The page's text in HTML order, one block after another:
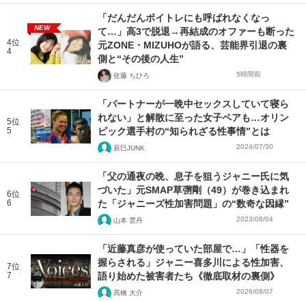
4位
4
NEW
「だんだんボイトレにも呼ばれなくなっ
て…」高3で脱退→再結成のオファーも断った
元ZONE・MIZUHOが語る、芸能界引退の裏
側と“その後の人生”
佐藤 ちひろ 5時間前
5位
5
「パートナーが一晩中セックスしていて寝ら
れない」と解散に至った女子ペアも…オリン
ピック選手村の“知られざる性事情”とは
辰巳JUNK 2024/07/30
6位
6
「父の通夜の晩、息子を狙うジャニー氏に気
づいた」元SMAP草彅剛（49）が巻き込まれ
た「ジャニーズ性加害問題」の“数奇な因縁”
山本 雲丹 2023/08/04
7位
7
「近藤真彦が使っていた部屋で…」「性器を
握らされる」ジャニー喜多川による性加害、
語り始めた被害者たち《徹底取材の裏側》
髙橋 大介 2026/08/07